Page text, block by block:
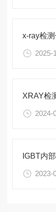
2025-
XRAY检
2024-
2023-